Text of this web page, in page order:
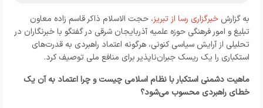
به گزارش خبرگزاری رسا از تبریز، حجت الاسلام ذاکر قاسم زاده معاون
تبلیغ و امور فرهنگی حوزه علمیه آذربایجان شرقی در گفتگو با خبرنگاران در
تحلیلی از آرایش سیاسی کنونی، هرگونه اعتماد راهبردی به قدرت‌های
استکباری را یک ریسک جبران‌ناپذیر برای منافع ملی توصیف کرد.
ماهیت دشمنی استکبار با نظام اسلامی چیست و چرا اعتماد به آن یک
خطای راهبردی محسوب می‌شود؟